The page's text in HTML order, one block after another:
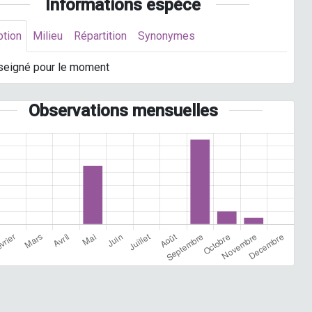
Informations espèce
Milieu Répartition Synonymes
pour le moment
Observations mensuelles